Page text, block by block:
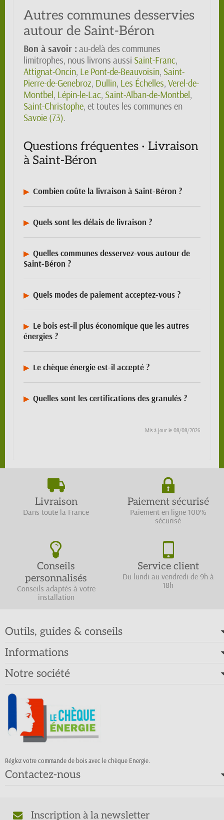
Autres communes desservies
autour de Saint-Béron
Bon à savoir : au-delà des communes
limitrophes, nous livrons aussi Saint-Franc,
Attignat-Oncin, Le Pont-de-Beauvoisin, Saint-
Pierre-de-Genebroz, Dullin, Les Échelles, Verel-de-
Montbel, Lépin-le-Lac, Saint-Alban-de-Montbel,
Saint-Christophe, et toutes les communes en
Savoie (73).
Questions fréquentes · Livraison
à Saint-Béron
Combien coûte la livraison à Saint-Béron ?
Quels sont les délais de livraison ?
Quelles communes desservez-vous autour de
Saint-Béron ?
Quels modes de paiement acceptez-vous ?
Le bois est-il plus économique que les autres
énergies ?
Le chèque énergie est-il accepté ?
Quelles sont les certifications des granulés ?
Mis à jour le 08/08/2026
Livraison
Dans toute la France
Paiement sécurisé
Paiement en ligne 100%
sécurisé
Conseils
personnalisés
Conseils adaptés à votre
installation
Service client
Du lundi au vendredi de 9h à
18h
Outils, guides & conseils
Informations
Notre société
Réglez votre commande de bois avec le chèque Energie.
Contactez-nous
Inscription à la newsletter